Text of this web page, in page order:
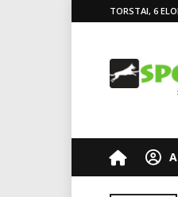
TORSTAI, 6